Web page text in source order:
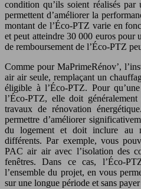
condition qu’ils soient réalisés
permettent d’améliorer la
montant de l’Éco-PTZ varie en
et peut atteindre 30 000 euros pour
de remboursement de l’Éco-PTZ
Comme pour MaPrimeRénov’,
air air seule, remplaçant un
éligible à l’Éco-PTZ. Pour
l’Éco-PTZ, elle doit
travaux de rénovation
permettre d’améliorer
du logement et doit inclure au
différents. Par exemple, vous
PAC air air avec l’isolation des
fenêtres. Dans ce cas, l’Éco-
l’ensemble du projet, en vous
sur une longue période et sans payer